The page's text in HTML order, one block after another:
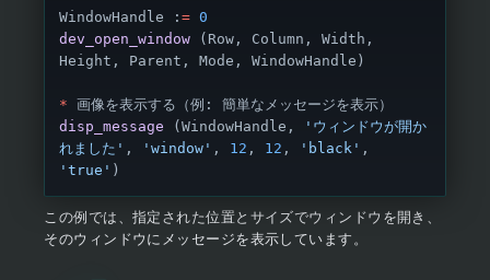
WindowHandle := 0
dev_open_window (Row, Column, Width,
Height, Parent, Mode, WindowHandle)
* 画像を表示する（例: 簡単なメッセージを表示）
disp_message (WindowHandle,
'ウィンドウが開か
れました' , 'window' , 12 , 12 , 'black'
'true' )
この例では、指定された位置とサイズでウィンドウを開き、
そのウィンドウにメッセージを表示しています。